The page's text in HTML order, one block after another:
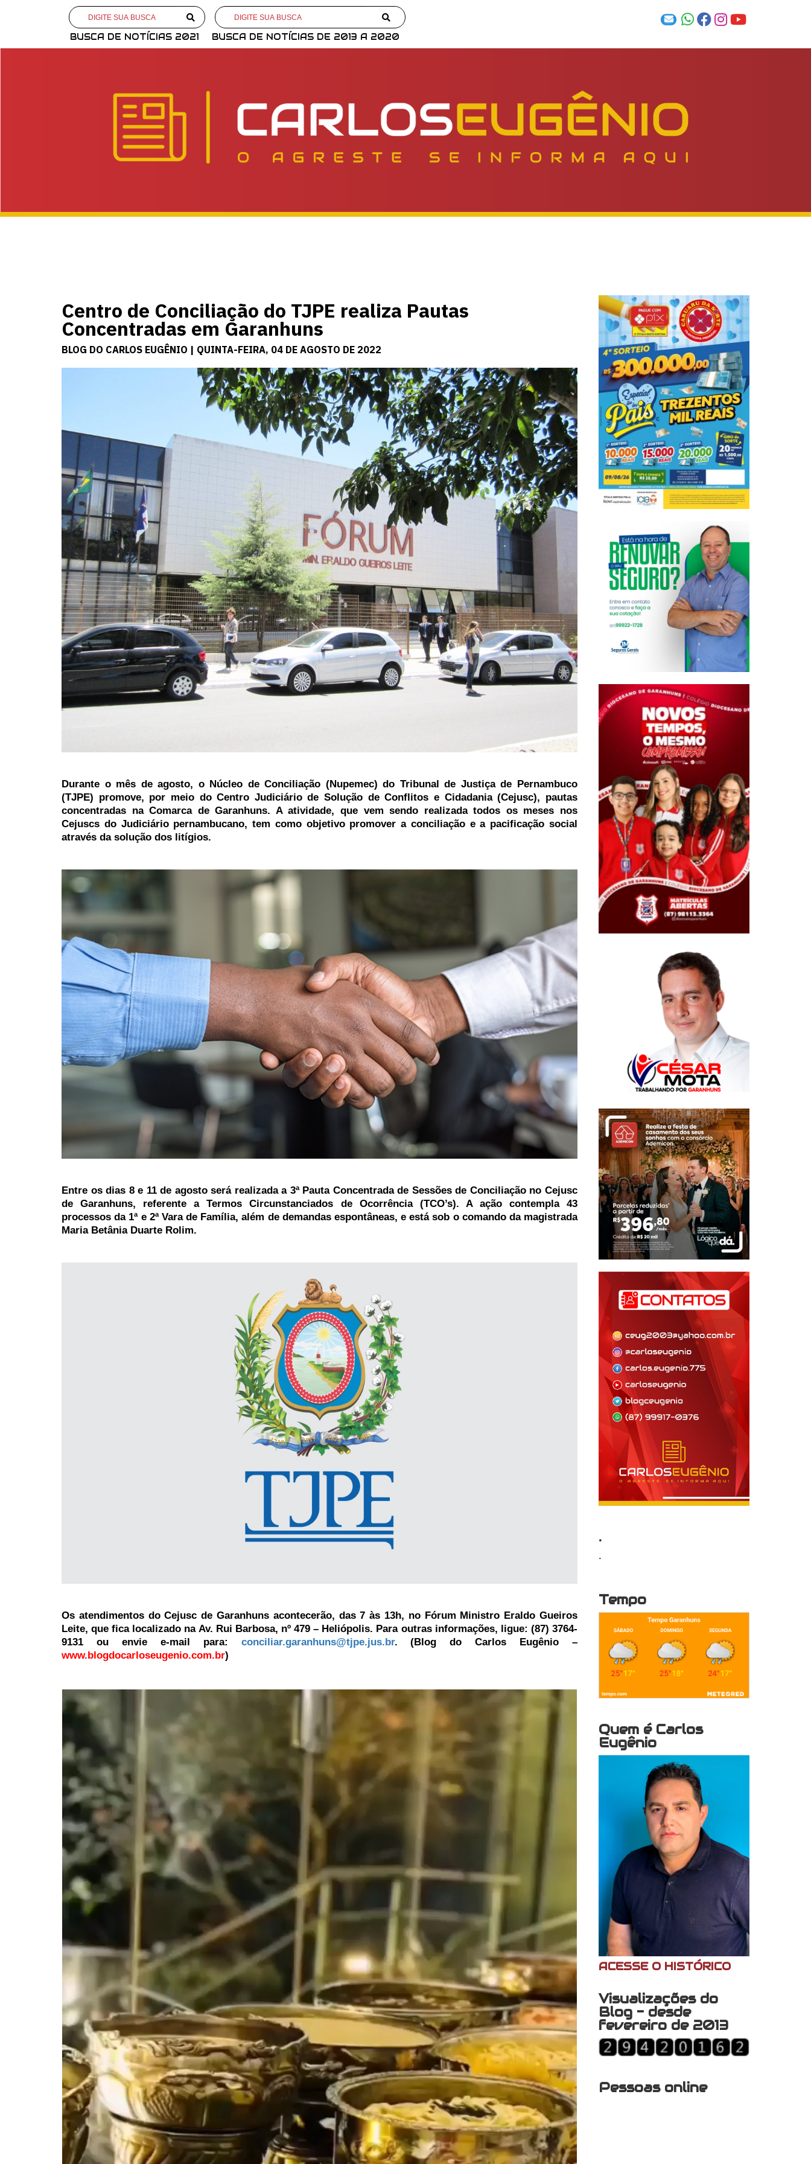
BUSCA DE NOTÍCIAS 2021 BUSCA DE NOTÍCIAS DE 2013 A 2020
Centro de Conciliação do TJPE realiza Pautas
Concentradas em Garanhuns
BLOG DO CARLOS EUGÊNIO | QUINTA-FEIRA, 04 DE AGOSTO DE 2022
Durante o mês de agosto, o Núcleo de Conciliação (Nupemec) do Tribunal de Justiça de Pernambuco
(TJPE) promove, por meio do Centro Judiciário de Solução de Conflitos e Cidadania (Cejusc), pautas
concentradas na Comarca de Garanhuns. A atividade, que vem sendo realizada todos os meses nos
Cejuscs do Judiciário pernambucano, tem como objetivo promover a conciliação e a pacificação social
através da solução dos litígios.
Entre os dias 8 e 11 de agosto será realizada a 3ª Pauta Concentrada de Sessões de Conciliação no Cejusc
de Garanhuns, referente a Termos Circunstanciados de Ocorrência (TCO’s). A ação contempla 43
processos da 1ª e 2ª Vara de Família, além de demandas espontâneas, e está sob o comando da magistrada
Maria Betânia Duarte Rolim.
Os atendimentos do Cejusc de Garanhuns acontecerão, das 7 às 13h, no Fórum Ministro Eraldo Gueiros
Leite, que fica localizado na Av. Rui Barbosa, nº 479 – Heliópolis. Para outras informações, ligue: (87) 3764-
9131 ou envie e-mail para: conciliar.garanhuns@tjpe.jus.br. (Blog do Carlos Eugênio –
www.blogdocarloseugenio.com.br)
Tocador
de
vídeo
.
.
Tempo
Quem é Carlos
Eugênio
ACESSE O HISTÓRICO
Visualizações do
Blog - desde
fevereiro de 2013
Pessoas online